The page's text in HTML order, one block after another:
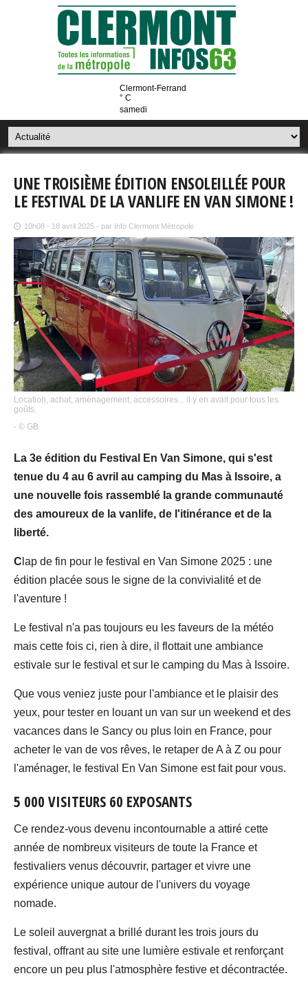
Clermont-Ferrand
° C
samedi
UNE TROISIÈME ÉDITION ENSOLEILLÉE POUR
LE FESTIVAL DE LA VANLIFE EN VAN SIMONE !
10h08 - 18 avril 2025 - par Info Clermont Métropole
Location, achat, aménagement, accessoires... il y en avait pour tous les
goûts.
- © GB
La 3e édition du Festival En Van Simone, qui s'est
tenue du 4 au 6 avril au camping du Mas à Issoire, a
une nouvelle fois rassemblé la grande communauté
des amoureux de la vanlife, de l'itinérance et de la
liberté.
C lap de fin pour le festival en Van Simone 2025 : une
édition placée sous le signe de la convivialité et de
l'aventure !
Le festival n'a pas toujours eu les faveurs de la météo
mais cette fois ci, rien à dire, il flottait une ambiance
estivale sur le festival et sur le camping du Mas à Issoire.
Que vous veniez juste pour l'ambiance et le plaisir des
yeux, pour tester en louant un van sur un weekend et des
vacances dans le Sancy ou plus loin en France, pour
acheter le van de vos rêves, le retaper de A à Z ou pour
l'aménager, le festival En Van Simone est fait pour vous.
5 000 VISITEURS 60 EXPOSANTS
Ce rendez-vous devenu incontournable a attiré cette
année de nombreux visiteurs de toute la France et
festivaliers venus découvrir, partager et vivre une
expérience unique autour de l'univers du voyage
nomade.
Le soleil auvergnat a brillé durant les trois jours du
festival, offrant au site une lumière estivale et renforçant
encore un peu plus l'atmosphère festive et décontractée.